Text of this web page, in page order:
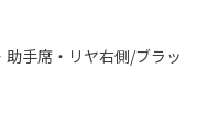
手席・リヤ右側/ブラッ